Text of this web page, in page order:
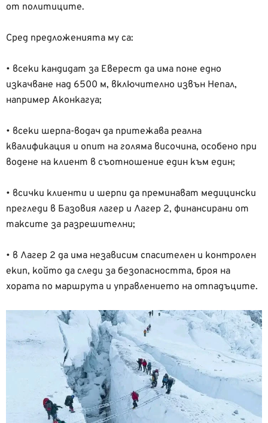
от политиците.
Сред предложенията му са:
• всеки кандидат за Еверест да има поне едно
изкачване над 6500 м, включително извън Непал,
например Аконкагуа;
• всеки шерпа-водач да притежава реална
квалификация и опит на голяма височина, особено при
водене на клиент в съотношение един към един;
• всички клиенти и шерпи да преминават медицински
прегледи в Базовия лагер и Лагер 2, финансирани от
таксите за разрешителни;
• в Лагер 2 да има независим спасителен и контролен
екип, който да следи за безопасността, броя на
хората по маршрута и управлението на отпадъците.